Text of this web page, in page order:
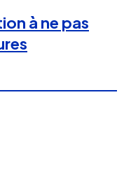
à ne pas